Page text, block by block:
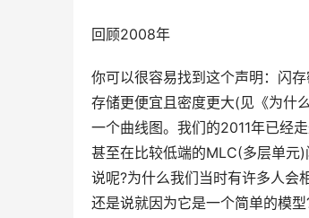
回顾2008年
你可以很容易找到这个声明：闪
存储更便宜且密度更大(见《为什
一个曲线图。我们的2011年已经
甚至在比较低端的MLC(多层单元
说呢?为什么我们当时有许多人会
还是说就因为它是一个简单的模型